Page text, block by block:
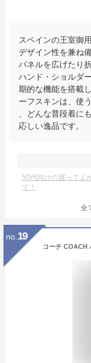
スペインの王室御
デザイン性を兼ね
パネルを広げたり
ハンド・ショルダ
期的な機能を搭載
ーフスキンは、使
、どんな普段着に
応しい逸品です。
50代向けの買ってよ
て！
全
no. 19